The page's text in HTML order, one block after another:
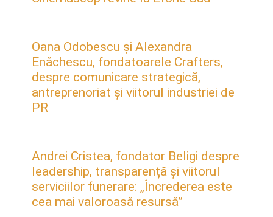
Oana Odobescu și Alexandra
Enăchescu, fondatoarele Crafters,
despre comunicare strategică,
antreprenoriat și viitorul industriei de
PR
Andrei Cristea, fondator Beligi despre
leadership, transparență și viitorul
serviciilor funerare: „Încrederea este
cea mai valoroasă resursă”